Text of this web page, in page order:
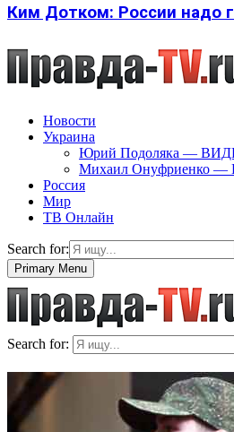
Ким Дотком: России надо
Новости
Украина
Юрий Подоляка —
Михаил Онуфриенко —
Россия
Мир
ТВ Онлайн
Search for:
Primary Menu
Search for: